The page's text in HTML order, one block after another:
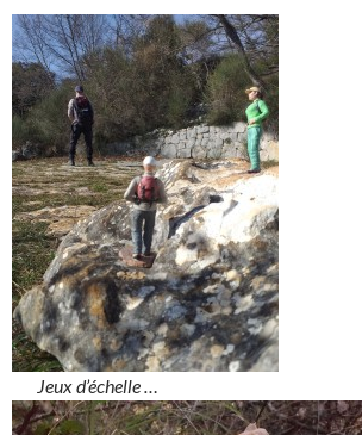
Jeux